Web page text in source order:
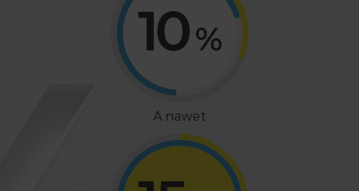
A nawet